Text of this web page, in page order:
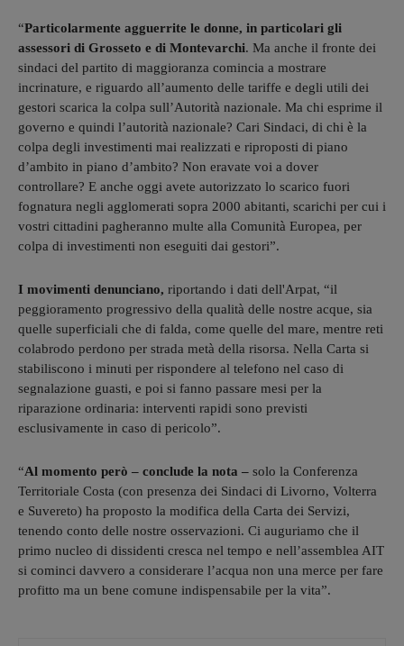
“Particolarmente agguerrite le donne, in particolari gli
assessori di Grosseto e di Montevarchi. Ma anche il fronte dei
sindaci del partito di maggioranza comincia a mostrare
incrinature, e riguardo all’aumento delle tariffe e degli utili dei
gestori scarica la colpa sull’Autorità nazionale. Ma chi esprime il
governo e quindi l’autorità nazionale? Cari Sindaci, di chi è la
colpa degli investimenti mai realizzati e riproposti di piano
d’ambito in piano d’ambito? Non eravate voi a dover
controllare? E anche oggi avete autorizzato lo scarico fuori
fognatura negli agglomerati sopra 2000 abitanti, scarichi per cui i
vostri cittadini pagheranno multe alla Comunità Europea, per
colpa di investimenti non eseguiti dai gestori”.
I movimenti denunciano, riportando i dati dell'Arpat, “il
peggioramento progressivo della qualità delle nostre acque, sia
quelle superficiali che di falda, come quelle del mare, mentre reti
colabrodo perdono per strada metà della risorsa. Nella Carta si
stabiliscono i minuti per rispondere al telefono nel caso di
segnalazione guasti, e poi si fanno passare mesi per la
riparazione ordinaria: interventi rapidi sono previsti
esclusivamente in caso di pericolo”.
“Al momento però – conclude la nota – solo la Conferenza
Territoriale Costa (con presenza dei Sindaci di Livorno, Volterra
e Suvereto) ha proposto la modifica della Carta dei Servizi,
tenendo conto delle nostre osservazioni. Ci auguriamo che il
primo nucleo di dissidenti cresca nel tempo e nell’assemblea AIT
si cominci davvero a considerare l’acqua non una merce per fare
profitto ma un bene comune indispensabile per la vita”.